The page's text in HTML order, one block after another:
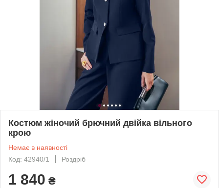
Костюм жіночий брючний двійка вільного
крою
Немає в наявності
Код: 42940/1
Роздріб
1 840 ₴